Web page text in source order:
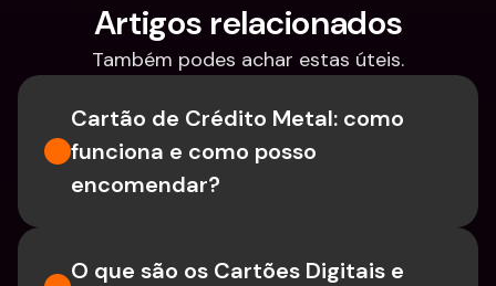
Artigos relacionados
Também podes achar estas úteis.
Cartão de Crédito Metal: como
funciona e como posso
encomendar?
O que são os Cartões Digitais e